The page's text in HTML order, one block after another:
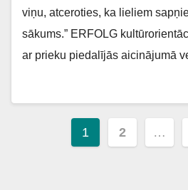
viņu, atceroties, ka lieliem
sākums.” ERFOLG
ar prieku piedalījās aicinājumā
Ziņu
1 2 …